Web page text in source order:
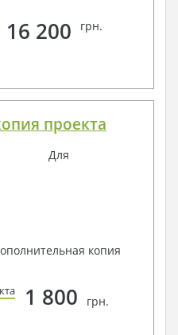
16 200 грн.
проекта
Для
копия
1 800 грн.